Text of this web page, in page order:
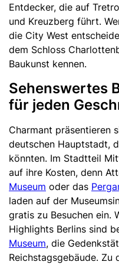
Entdecker, die auf
und Kreuzberg führt.
die City West
dem Schloss
Baukunst kennen.
Sehenswertes
für jeden
Charmant präsentieren
deutschen Hauptstadt,
könnten. Im Stadtteil
auf ihre Kosten, denn
Museum oder das
laden auf der
gratis zu Besuchen ein.
Highlights Berlins sind
Museum, die
Reichstagsgebäude. Zu